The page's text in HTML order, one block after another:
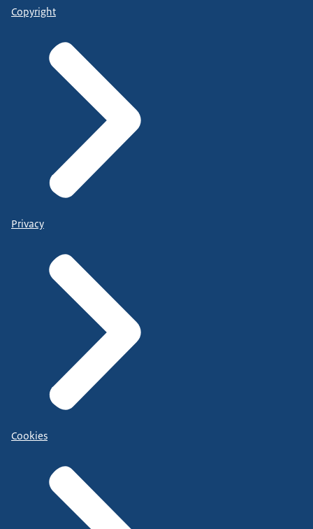
Copyright
Privacy
Cookies